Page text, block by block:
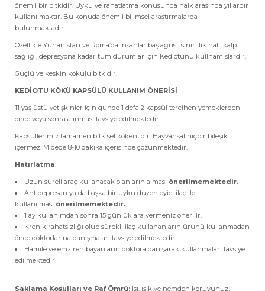
önemli bir bitkidir. Uyku ve rahatlatma konusunda halk arasında yıllardır
kullanılmaktır. Bu konuda önemli bilimsel araştırmalarda
bulunmaktadır.
Özellikle Yunanistan ve Roma’da insanlar baş ağrısı, sinirlilik hali, kalp
sağlığı, depresyona kadar tüm durumlar için Kediotunu kullnamışlardır.
Güçlü ve keskin kokulu bitkidir.
KEDİOTU KÖKÜ KAPSÜLÜ KULLANIM ÖNERİSİ
11 yaş üstü yetişkinler için günde 1 defa 2 kapsül tercihen yemeklerden
önce veya sonra alınması tavsiye edilmektedir.
Kapsüllerimiz tamamen bitkisel kökenlidir. Hayvansal hiçbir bileşik
içermez. Midede 8-10 dakika içerisinde çözünmektedir.
Hatırlatma:
Uzun süreli araç kullanacak olanların alması önerilmemektedir.
Antidepresan ya da başka bir uyku düzenleyici ilaç ile
kullanılması önerilmemektedir.
1 ay kullanımdan sonra 15 günlük ara vermeniz önerilir.
Kronik rahatsızlığı olup sürekli ilaç kullananların ürünü kullanmadan
önce doktorlarına danışmaları tavsiye edilmektedir.
Hamile ve emziren bayanların doktora danışarak kullanmaları tavsiye
edilmektedir.
Saklama Koşulları ve Raf Ömrü: Isı, ışık ve nemden koruyunuz.